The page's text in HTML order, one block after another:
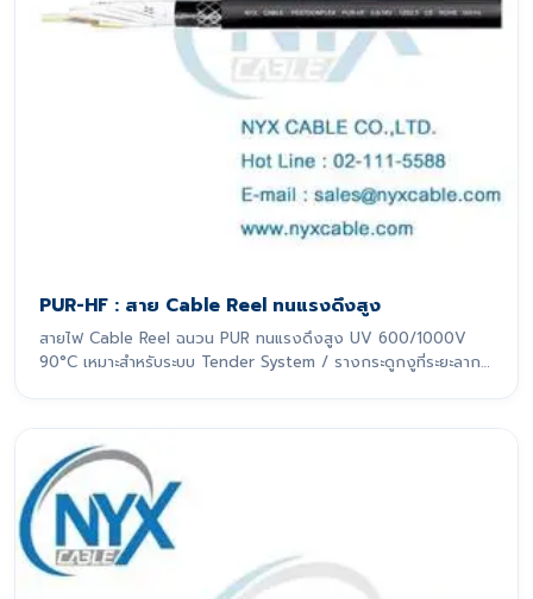
PUR-HF : สาย Cable Reel ทนแรงดึงสูง
สายไฟ Cable Reel ฉนวน PUR ทนแรงดึงสูง UV 600/1000V
90°C เหมาะสำหรับระบบ Tender System / รางกระดูกงูที่ระยะลาก